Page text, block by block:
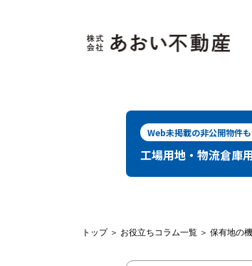
Web未掲載の非公開物件
工場用地・物流倉庫
トップ＞ お役立ちコラム一覧 ＞ 保有地の